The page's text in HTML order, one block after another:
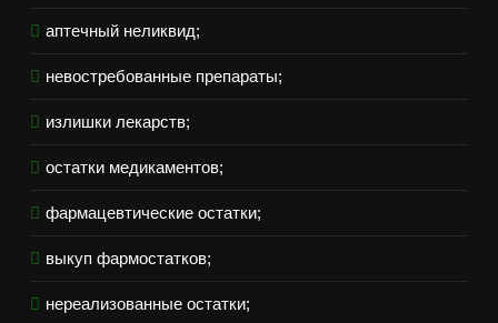
аптечный неликвид;
невостребованные препараты;
излишки лекарств;
остатки медикаментов;
фармацевтические остатки;
выкуп фармостатков;
нереализованные остатки;